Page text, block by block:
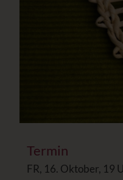
Termin
FR, 16. Oktober, 19